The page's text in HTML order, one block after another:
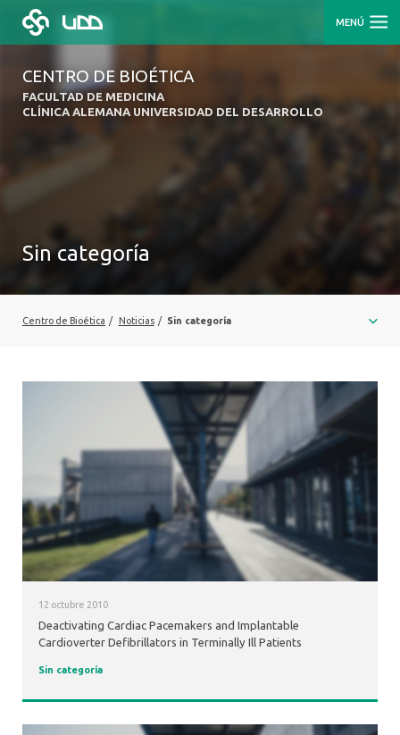
MENÚ
CENTRO DE BIOÉTICA
FACULTAD DE MEDICINA
CLÍNICA ALEMANA UNIVERSIDAD DEL DESARROLLO
Sin categoría
Centro de Bioética / Noticias / Sin categoría
12 octubre 2010
Deactivating Cardiac Pacemakers and Implantable
Cardioverter Defibrillators in Terminally Ill Patients
Sin categoría